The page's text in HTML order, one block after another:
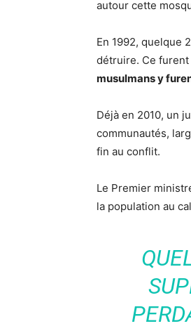
autour cette
En 1992, quelque
détruire. Ce furent
musulmans y
Déjà en 2010, un
communautés,
fin au conflit.
Le Premier
la population au